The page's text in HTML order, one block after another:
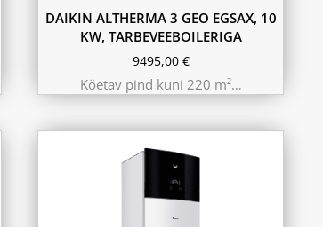
DAIKIN ALTHERMA 3 GEO EGSAX, 10
KW, TARBEVEEBOILERIGA
9495,00 €
Köetav pind kuni 220 m²…